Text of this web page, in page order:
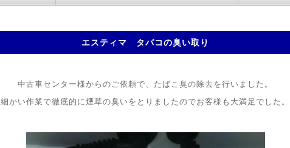
エスティマ タバコの臭い取り
中古車センター様からのご依頼で、たばこ臭の除去を行いました。
細かい作業で徹底的に煙草の臭いをとりましたのでお客様も大満足でした。